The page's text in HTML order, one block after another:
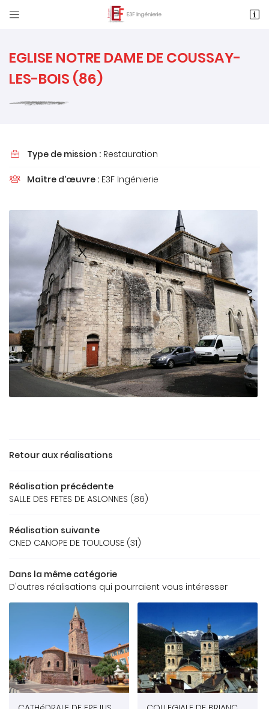

D’ÉTUDES
RÉFÉRENCES
FONT CONFIANCE
CONTACT

05 49 62 02
1 Rue des Métiers, Le Clos de l'Ormeau
05 49 62 02 02
 Adresse email de réception
Recopier le code ci-contre
Rafraîchir le captcha
En cochant cette case, vous consentez à recevoir nos propositions
commerciales à l'adresse email indiqué ci-dessus. Vous pouvez vous
désinscrire à tout moment en utilisantle formulaire de désinscription.
INSCRIPTION
EGLISE NOTRE DAME DE COUSSAY-
LES-BOIS (86)
 Type de mission : Restauration
 Maître d'œuvre : E3F Ingénierie
Retour aux réalisations
Réalisation précédente
SALLE DES FETES DE ASLONNES (86)
Réalisation suivante
CNED CANOPE DE TOULOUSE (31)
Dans la même catégorie
D'autres réalisations qui pourraient vous intéresser